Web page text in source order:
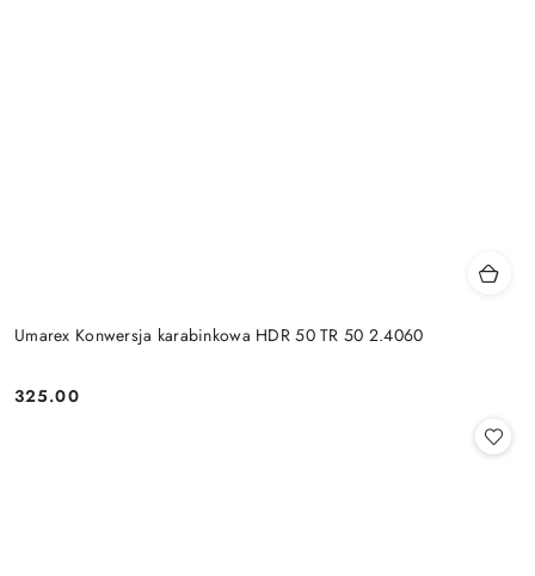
Umarex Konwersja karabinkowa HDR 50 TR 50 2.4060
Cena:
325.00